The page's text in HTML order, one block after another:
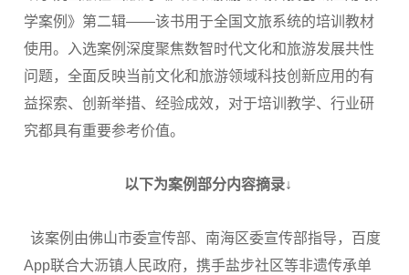
学案例》第二辑——该书用于全国文旅系统的培训教材
使用。入选案例深度聚焦数智时代文化和旅游发展共性
问题，全面反映当前文化和旅游领域科技创新应用的有
益探索、创新举措、经验成效，对于培训教学、行业研
究都具有重要参考价值。
以下为案例部分内容摘录↓
该案例由佛山市委宣传部、南海区委宣传部指导，百度
App联合大沥镇人民政府，携手盐步社区等非遗传承单